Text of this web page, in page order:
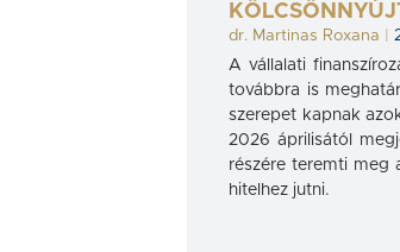
dr. Martinas Roxana
A vállalati
továbbra is
szerepet kapnak
2026 áprilisától
részére teremti meg
hitelhez jutni.